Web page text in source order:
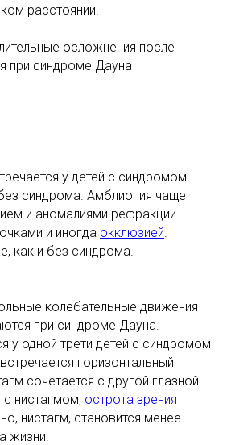
расстоянии.
осложнения после
при синдроме Дауна
у детей с синдромом
синдрома. Амблиопия чаще
и аномалиями рефракции.
и иногда окклюзией.
как и без синдрома.
колебательные движения
при синдроме Дауна.
у одной трети детей с синдромом
горизонтальный
сочетается с другой глазной
с нистагмом, острота зрения
нистагм, становится менее
жизни.